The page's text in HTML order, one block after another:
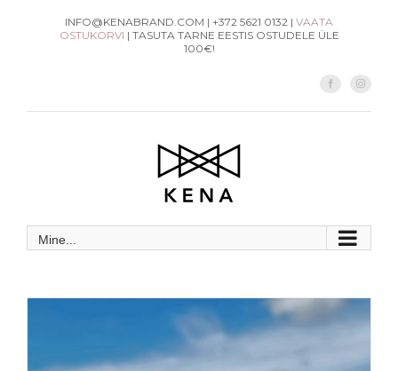
INFO@KENABRAND.COM | +372 5621 0132 | VAATA
OSTUKORVI | TASUTA TARNE EESTIS OSTUDELE ÜLE
100€!
Facebook
Mine...